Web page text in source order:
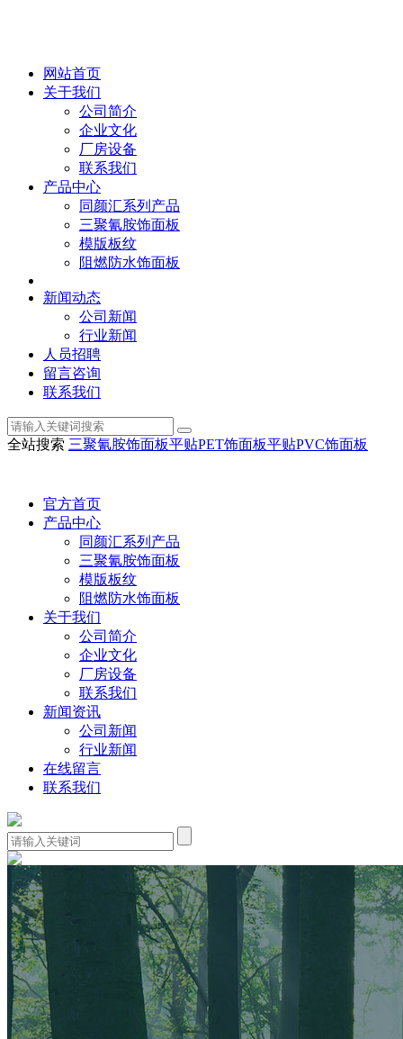
网站首页
关于我们
公司简介
企业文化
厂房设备
联系我们
产品中心
同颜汇系列产品
三聚氰胺饰面板
模版板纹
阻燃防水饰面板
新闻动态
公司新闻
行业新闻
人员招聘
留言咨询
联系我们
全站搜索 三聚氰胺饰面板平贴PET饰面板平贴PVC饰面板
官方首页
产品中心
同颜汇系列产品
三聚氰胺饰面板
模版板纹
阻燃防水饰面板
关于我们
公司简介
企业文化
厂房设备
联系我们
新闻资讯
公司新闻
行业新闻
在线留言
联系我们